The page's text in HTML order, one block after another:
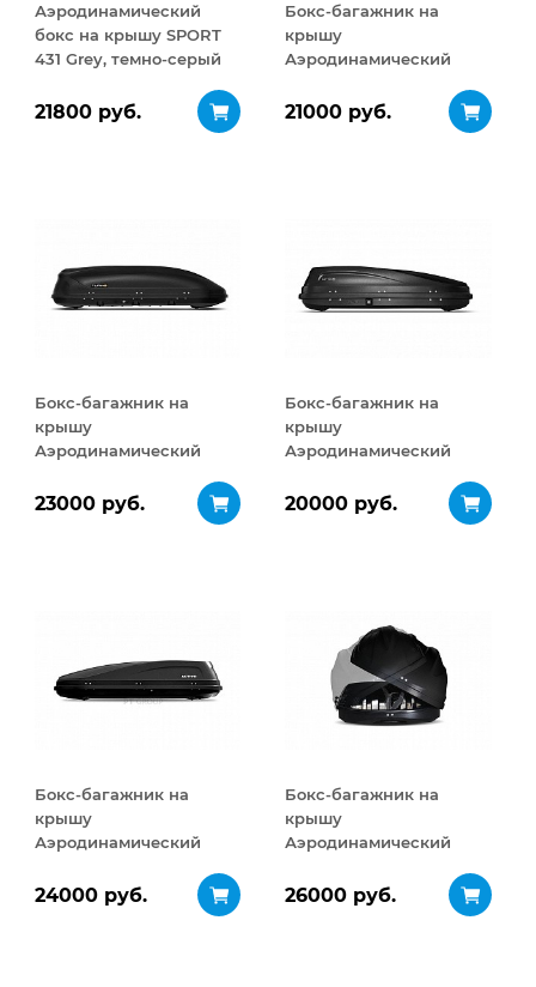
Аэродинамический
бокс на крышу SPORT
431 Grey, темно-серый
21800 руб.
Бокс-багажник на
крышу
Аэродинамический
21000 руб.
Бокс-багажник на
крышу
Аэродинамический
ДВУСТОРОННЕЕ
23000 руб.
Бокс-багажник на
крышу
Аэродинамический
ДВУСТОРОННЕЕ
20000 руб.
Бокс-багажник на
крышу
Аэродинамический
ДВУСТОРОННЕЕ
24000 руб.
Бокс-багажник на
крышу
Аэродинамический
ДВУСТОРОННЕЕ
26000 руб.